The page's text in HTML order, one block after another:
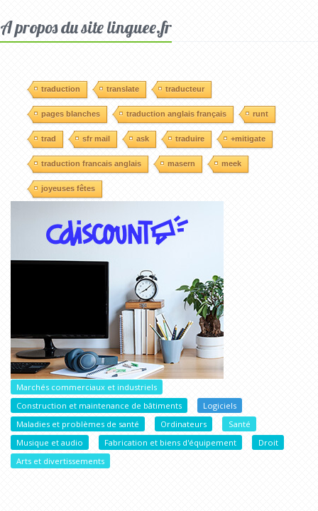
A propos du site linguee.fr
traduction translate traducteur
pages blanches traduction anglais français runt
trad sfr mail ask traduire +mitigate
traduction francais anglais masern meek
joyeuses fêtes
Marchés commerciaux et industriels
Construction et maintenance de bâtiments
Logiciels
Maladies et problèmes de santé
Ordinateurs
Santé
Musique et audio
Fabrication et biens d'équipement
Droit
Arts et divertissements